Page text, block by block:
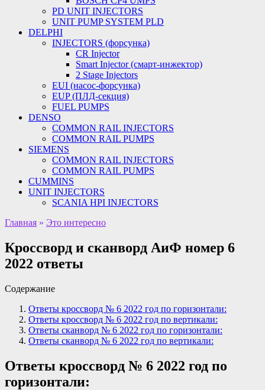
PD UNIT INJECTORS
UNIT PUMP SYSTEM PLD
DELPHI
INJECTORS (форсунка)
CR Injector
Smart Injector (смарт-инжектор)
2 Stage Injectors
EUI (насос-форсунка)
EUP (ПЛД-секция)
FUEL PUMPS
DENSO
COMMON RAIL INJECTORS
COMMON RAIL PUMPS
SIEMENS
COMMON RAIL INJECTORS
COMMON RAIL PUMPS
CUMMINS
UNIT INJECTORS
SCANIA HPI INJECTORS
Главная » Это интересно
Кроссворд и сканворд АиФ номер 6
2022 ответы
Содержание
Ответы кроссворд № 6 2022 год по горизонтали:
Ответы кроссворд № 6 2022 год по вертикали:
Ответы сканворд № 6 2022 год по горизонтали:
Ответы сканворд № 6 2022 год по вертикали:
Ответы кроссворд № 6 2022 год по
горизонтали: